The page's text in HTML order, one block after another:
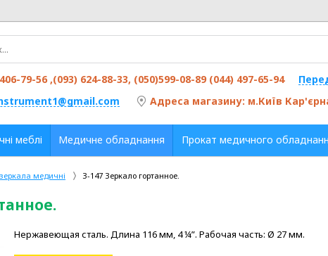
медичні З-147 Зеркало гортанное.
Нержавеющая сталь. Длина 116 мм, 4 ¼”. Рабочая часть: Ø 27 мм.
79-56 ,(093) 624-88-33, (050)599-08-89 (044) 497-65-94
Адреса магазину: м.Київ
меблі Медичне обладнання Прокат медичного